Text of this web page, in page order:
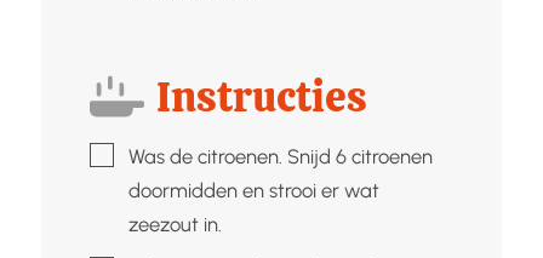
Instructies
▢Was de citroenen. Snijd 6 citroenen
doormidden en strooi er wat
zeezout in.